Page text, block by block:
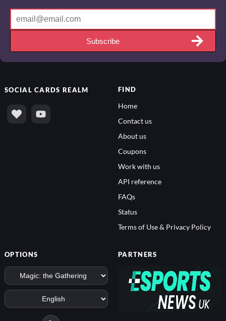
Subscribe
SOCIALCARDS REALM FIND
Home
Contact us
About us
Coupons
Work with us
API reference
FAQs
Status
Terms of Use & Privacy Policy
OPTIONS PARTNERS